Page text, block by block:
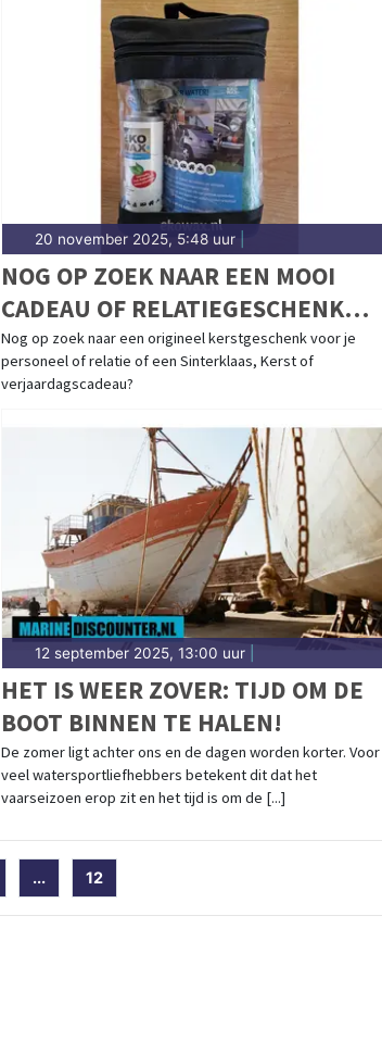
20 november 2025, 5:48 uur|
NOG OP ZOEK NAAR EEN MOOI
CADEAU OF RELATIEGESCHENK
VOOR DE FEESTDAGEN?
Nog op zoek naar een origineel kerstgeschenk voor je
personeel of relatie of een Sinterklaas, Kerst of
verjaardagscadeau?
12 september 2025, 13:00 uur|
HET IS WEER ZOVER: TIJD OM DE
BOOT BINNEN TE HALEN!
De zomer ligt achter ons en de dagen worden korter. Voor
veel watersportliefhebbers betekent dit dat het
vaarseizoen erop zit en het tijd is om de [...]
... 12